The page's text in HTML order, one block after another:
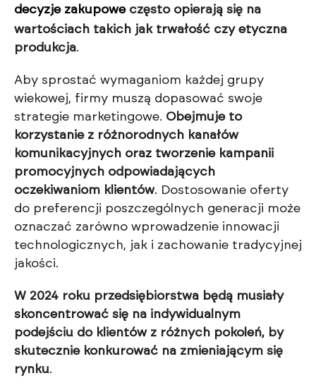
decyzje zakupoweczęsto opierają się na
wartościach takich jak trwałość czy etyczna
produkcja.
Aby sprostać wymaganiom każdej grupy
wiekowej, firmy muszą dopasować swoje
strategie marketingowe. Obejmuje to
korzystanie z różnorodnych kanałów
komunikacyjnych oraz tworzenie kampanii
promocyjnych odpowiadających
oczekiwaniom klientów. Dostosowanie oferty
do preferencji poszczególnych generacji może
oznaczać zarówno wprowadzenie innowacji
technologicznych, jak i zachowanie tradycyjnej
jakości.
W 2024 roku przedsiębiorstwa będą musiały
skoncentrować się na indywidualnym
podejściu do klientów z różnych pokoleń, by
skutecznie konkurować na zmieniającym się
rynku.